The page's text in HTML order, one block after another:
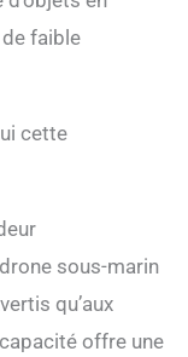
créative
équipé
· 5 500
vision
les
sous-
dans
faible
cette
sous-marin
qu’aux
offre une